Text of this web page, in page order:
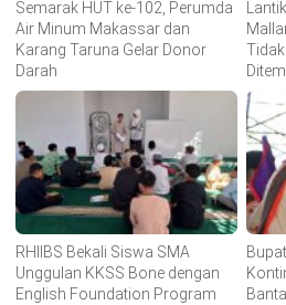
Semarak HUT ke-102, Perumda
Air Minum Makassar dan
Karang Taruna Gelar Donor
Darah
RHIIBS Bekali Siswa SMA
Unggulan KKSS Bone dengan
English Foundation Program